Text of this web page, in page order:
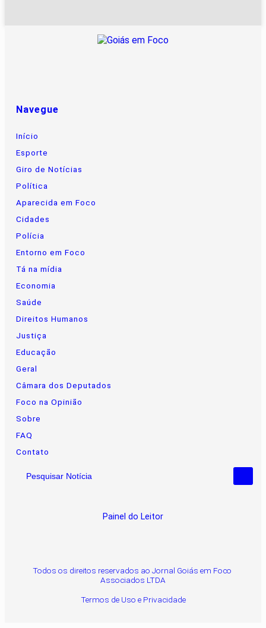
Navegue
Início
Esporte
Giro de Notícias
Política
Aparecida em Foco
Cidades
Polícia
Entorno em Foco
Tá na mídia
Economia
Saúde
Direitos Humanos
Justiça
Educação
Geral
Câmara dos Deputados
Foco na Opinião
Sobre
FAQ
Contato
Pesquisar Notícia
Painel do Leitor
Todos os direitos reservados ao Jornal Goiás em Foco
Associados LTDA
Termos de Uso e Privacidade